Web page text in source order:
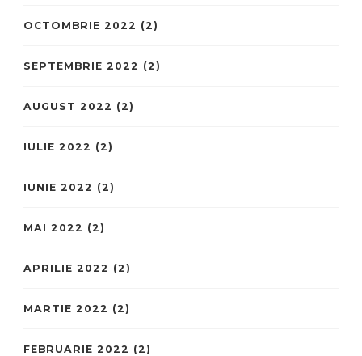
OCTOMBRIE 2022 (2)
SEPTEMBRIE 2022 (2)
AUGUST 2022 (2)
IULIE 2022 (2)
IUNIE 2022 (2)
MAI 2022 (2)
APRILIE 2022 (2)
MARTIE 2022 (2)
FEBRUARIE 2022 (2)